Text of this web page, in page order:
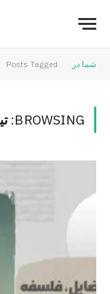
شما در Posts Tagged "تیز کردن کارد"
BROWSING: